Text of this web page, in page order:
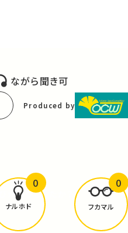
ながら聞き可
Produced by
がありましたか？
ナルホド
0
フカマル
0